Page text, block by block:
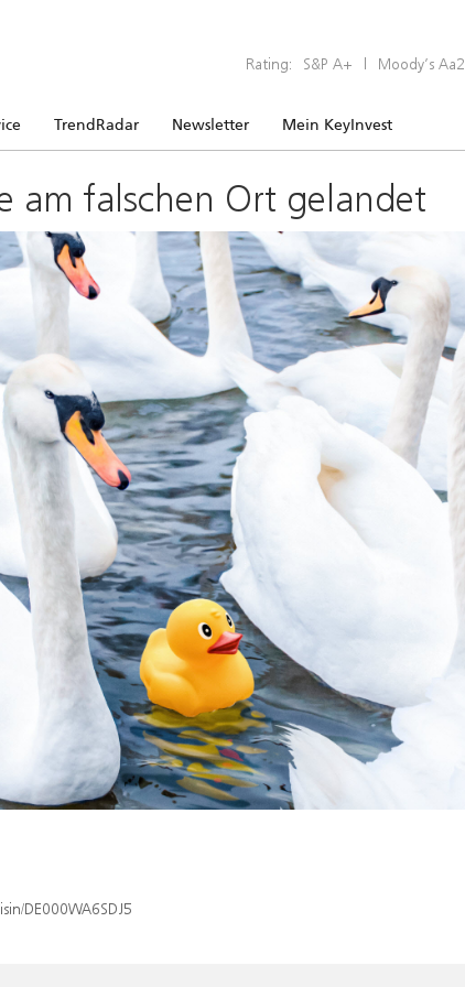
Rating: S&P A+ | Moody’s Aa2
TrendRadar Newsletter Mein KeyInvest
am falschen Ort gelandet
DE000WA6SDJ5